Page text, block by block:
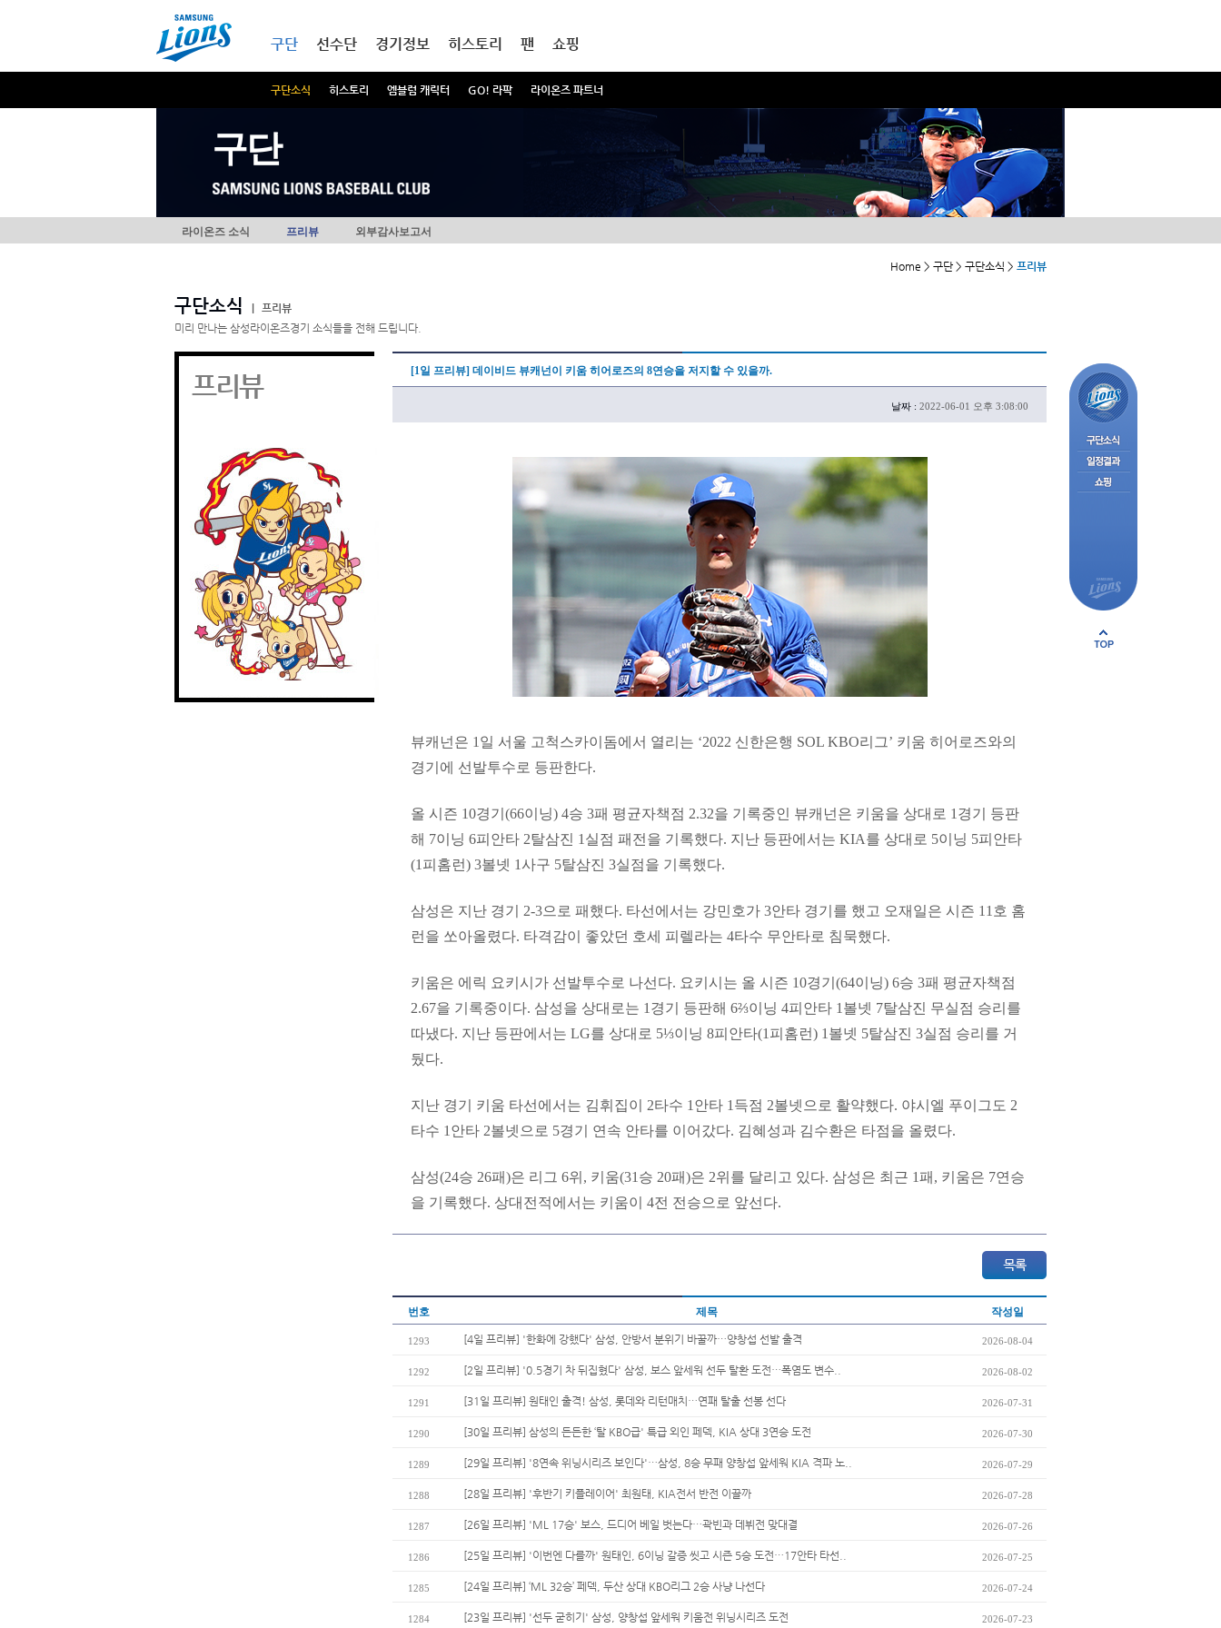
구단
구단소식 히스토리 엠블럼 캐릭터 GO! 라팍 라이온즈 파트너
선수단 경기정보 히스토리 팬 쇼핑
구단
라이온즈 소식 프리뷰 외부감사보고서
Home > 구단 > 구단소식 > 프리뷰
구단소식
프리뷰
미리 만나는 삼성라이온즈경기 소식들을 전해 드립니다.
프리뷰 [1일 프리뷰] 데이비드 뷰캐넌이 키움 히어로즈의 8연승을 저지할 수 있을까.
날짜 : 2022-06-01 오후 3:08:00
뷰캐넌은 1일 서울 고척스카이돔에서 열리는 ‘2022 신한은행 SOL KBO리그’ 키움 히어로즈와의
경기에 선발투수로 등판한다.
올 시즌 10경기(66이닝) 4승 3패 평균자책점 2.32을 기록중인 뷰캐넌은 키움을 상대로 1경기 등판
해 7이닝 6피안타 2탈삼진 1실점 패전을 기록했다. 지난 등판에서는 KIA를 상대로 5이닝 5피안타
(1피홈런) 3볼넷 1사구 5탈삼진 3실점을 기록했다.
삼성은 지난 경기 2-3으로 패했다. 타선에서는 강민호가 3안타 경기를 했고 오재일은 시즌 11호 홈
런을 쏘아올렸다. 타격감이 좋았던 호세 피렐라는 4타수 무안타로 침묵했다.
키움은 에릭 요키시가 선발투수로 나선다. 요키시는 올 시즌 10경기(64이닝) 6승 3패 평균자책점
2.67을 기록중이다. 삼성을 상대로는 1경기 등판해 6⅔이닝 4피안타 1볼넷 7탈삼진 무실점 승리를
따냈다. 지난 등판에서는 LG를 상대로 5⅓이닝 8피안타(1피홈런) 1볼넷 5탈삼진 3실점 승리를 거
뒀다.
지난 경기 키움 타선에서는 김휘집이 2타수 1안타 1득점 2볼넷으로 활약했다. 야시엘 푸이그도 2
타수 1안타 2볼넷으로 5경기 연속 안타를 이어갔다. 김혜성과 김수환은 타점을 올렸다.
삼성(24승 26패)은 리그 6위, 키움(31승 20패)은 2위를 달리고 있다. 삼성은 최근 1패, 키움은 7연승
을 기록했다. 상대전적에서는 키움이 4전 전승으로 앞선다.
번호 제목 작성일
1293 [4일 프리뷰] '한화에 강했다' 삼성, 안방서 분위기 바꿀까…양창섭 선발 출격 2026-08-04
1292 [2일 프리뷰] '0.5경기 차 뒤집혔다' 삼성, 보스 앞세워 선두 탈환 도전…폭염도 변수.. 2026-08-02
1291 [31일 프리뷰] 원태인 출격! 삼성, 롯데와 리턴매치…연패 탈출 선봉 선다 2026-07-31
1290 [30일 프리뷰] 삼성의 든든한 ‘탈 KBO급' 특급 외인 페덱, KIA 상대 3연승 도전 2026-07-30
1289 [29일 프리뷰] '8연속 위닝시리즈 보인다'…삼성, 8승 무패 양창섭 앞세워 KIA 격파 노.. 2026-07-29
1288 [28일 프리뷰] '후반기 키플레이어' 최원태, KIA전서 반전 이끌까 2026-07-28
1287 [26일 프리뷰] 'ML 17승' 보스, 드디어 베일 벗는다…곽빈과 데뷔전 맞대결 2026-07-26
1286 [25일 프리뷰] '이번엔 다를까' 원태인, 6이닝 갈증 씻고 시즌 5승 도전…17안타 타선.. 2026-07-25
1285 [24일 프리뷰] ‘ML 32승’ 페덱, 두산 상대 KBO리그 2승 사냥 나선다 2026-07-24
1284 [23일 프리뷰] '선두 굳히기' 삼성, 양창섭 앞세워 키움전 위닝시리즈 도전 2026-07-23